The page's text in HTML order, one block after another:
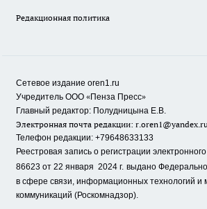
Редакционная политика
Сетевое издание oren1.ru
Учредитель ООО «Пенза Пресс»
Главный редактор: Полудницына Е.В.
Электронная почта редакции:
Телефон редакции: +79648633133
Реестровая запись о регистрации
86623 от 22 января 2024 г. выдано
в сфере связи, информационных технологий и
коммуникаций (Роскомнадзор).